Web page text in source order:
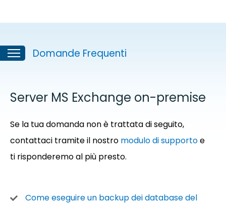
Domande Frequenti
Server MS Exchange on-premise
Se la tua domanda non è trattata di seguito,
contattaci tramite il nostro modulo di supportoe
ti risponderemo al più presto.
Come eseguire un backup dei database del